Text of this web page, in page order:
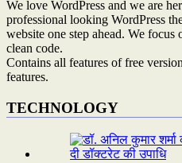
We love WordPress and we are
professional looking WordPress
website one step ahead. We
clean code.
Contains all features of free
features.
TECHNOLOGY